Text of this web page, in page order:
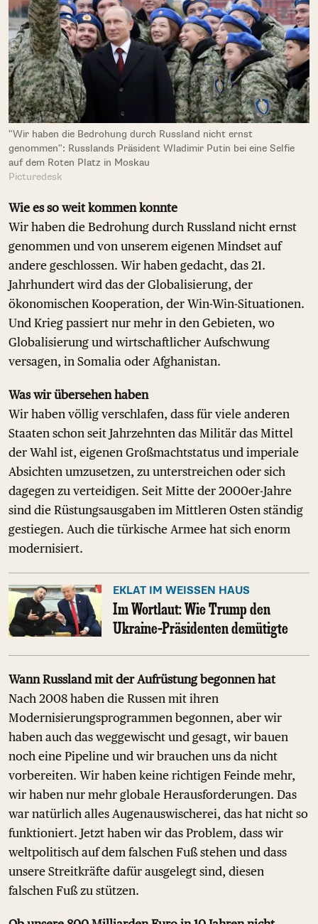
"Wir haben die Bedrohung durch Russland nicht ernst
genommen": Russlands Präsident Wladimir Putin bei eine Selfie
auf dem Roten Platz in Moskau
Picturedesk
Wie es so weit kommen konnte
Wir haben die Bedrohung durch Russland nicht ernst
genommen und von unserem eigenen Mindset auf
andere geschlossen. Wir haben gedacht, das 21.
Jahrhundert wird das der Globalisierung, der
ökonomischen Kooperation, der Win-Win-Situationen.
Und Krieg passiert nur mehr in den Gebieten, wo
Globalisierung und wirtschaftlicher Aufschwung
versagen, in Somalia oder Afghanistan.
Was wir übersehen haben
Wir haben völlig verschlafen, dass für viele anderen
Staaten schon seit Jahrzehnten das Militär das Mittel
der Wahl ist, eigenen Großmachtstatus und imperiale
Absichten umzusetzen, zu unterstreichen oder sich
dagegen zu verteidigen. Seit Mitte der 2000er-Jahre
sind die Rüstungsausgaben im Mittleren Osten ständig
gestiegen. Auch die türkische Armee hat sich enorm
modernisiert.
EKLAT IM WEISSEN HAUS
Im Wortlaut: Wie Trump den
Ukraine-Präsidenten demütigte
Wann Russland mit der Aufrüstung begonnen hat
Nach 2008 haben die Russen mit ihren
Modernisierungsprogrammen begonnen, aber wir
haben auch das weggewischt und gesagt, wir bauen
noch eine Pipeline und wir brauchen uns da nicht
vorbereiten. Wir haben keine richtigen Feinde mehr,
wir haben nur mehr globale Herausforderungen. Das
war natürlich alles Augenauswischerei, das hat nicht so
funktioniert. Jetzt haben wir das Problem, dass wir
weltpolitisch auf dem falschen Fuß stehen und dass
unsere Streitkräfte dafür ausgelegt sind, diesen
falschen Fuß zu stützen.